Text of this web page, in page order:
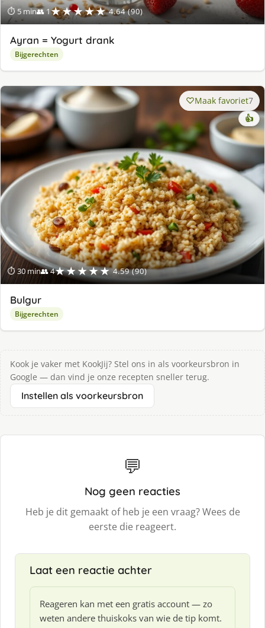
⏱ 5 min👥 1★★★★★ 4.64 (90)
Ayran = Yogurt drank
Bijgerechten
⏱ 30 min👥 4★★★★★ 4.59 (90)
Maak favoriet7
👍
Bulgur
Bijgerechten
Kook je vaker met KookJij? Stel ons in als voorkeursbron in
Google — dan vind je onze recepten sneller terug.
Instellen als voorkeursbron
💬
Nog geen reacties
Heb je dit gemaakt of heb je een vraag? Wees de
eerste die reageert.
Laat een reactie achter
Reageren kan met een gratis account — zo
weten andere thuiskoks van wie de tip komt.